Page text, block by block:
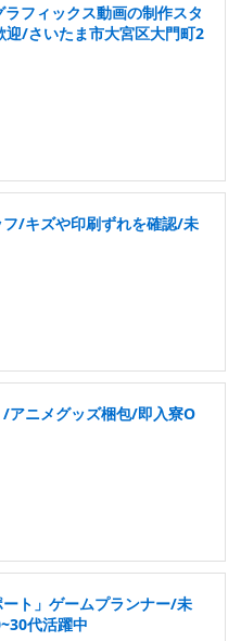
ラフィックス動画の制作スタ
/さいたま市大宮区大門町2
/キズや印刷ずれを確認/未
/アニメグッズ梱包/即入寮O
ート」ゲームプランナー/未
代活躍中